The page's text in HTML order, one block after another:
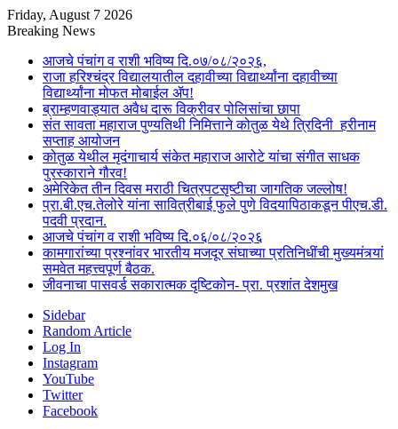
Friday, August 7 2026
Breaking News
आजचे पंचांग व राशी भविष्य दि.०७/०८/२०२६,
राजा हरिश्चंद्र विद्यालयातील दहावीच्या विद्यार्थ्यांना दहावीच्या
विद्यार्थ्यांना मोफत मोबाईल ॲप!
ब्राम्हणवाड्यात अवैध दारू विक्रीवर पोलिसांचा छापा
संत सावता महाराज पुण्यतिथी निमित्ताने कोतुळ येथे त्रिदिनी हरीनाम
सप्ताह आयोजन
कोतुळ येथील मृदंगाचार्य संकेत महाराज आरोटे यांचा संगीत साधक
पुरस्काराने गौरव!
अमेरिकेत तीन दिवस मराठी चित्रपटसृष्टीचा जागतिक जल्लोष!
प्रा.बी.एच.तेलोरे यांना सावित्रीबाई फुले पुणे विदयापिठाकडून पीएच.डी.
पदवी प्रदान.
आजचे पंचांग व राशी भविष्य दि.०६/०८/२०२६
कामगारांच्या प्रश्नांवर भारतीय मजदूर संघाच्या प्रतिनिधींची मुख्यमंत्र्यां
समवेत महत्त्वपूर्ण बैठक.
जीवनाचा पासवर्ड सकारात्मक दृष्टिकोन- प्रा. प्रशांत देशमुख
Sidebar
Random Article
Log In
Instagram
YouTube
Twitter
Facebook